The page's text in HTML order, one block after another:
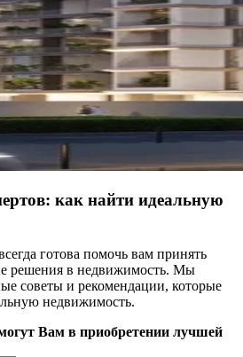
как найти идеальную
готова помочь вам принять
решения в недвижимость. Мы
советы и рекомендации, которые
недвижимость.
Вам в приобретении лучшей